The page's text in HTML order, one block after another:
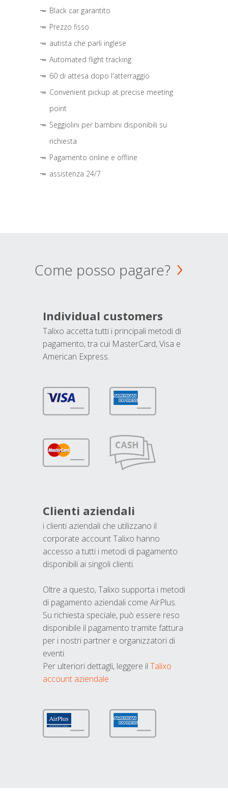
Black car garantito
Prezzo fisso
autista che parli inglese
Automated flight tracking
60 di attesa dopo l'atterraggio
Convenient pickup at precise meeting
point
Seggiolini per bambini disponibili su
richiesta
Pagamento online e offline
assistenza 24/7
Come posso pagare?
Individual customers
Talixo accetta tutti i principali metodi di
pagamento, tra cui MasterCard, Visa e
American Express.
Clienti aziendali
i clienti aziendali che utilizzano il
corporate account Talixo hanno
accesso a tutti i metodi di pagamento
disponibili ai singoli clienti.
Oltre a questo, Talixo supporta i metodi
di pagamento aziendali come AirPlus.
Su richiesta speciale, può essere reso
disponibile il pagamento tramite fattura
per i nostri partner e organizzatori di
eventi.
Per ulteriori dettagli, leggere il Talixo
account aziendale